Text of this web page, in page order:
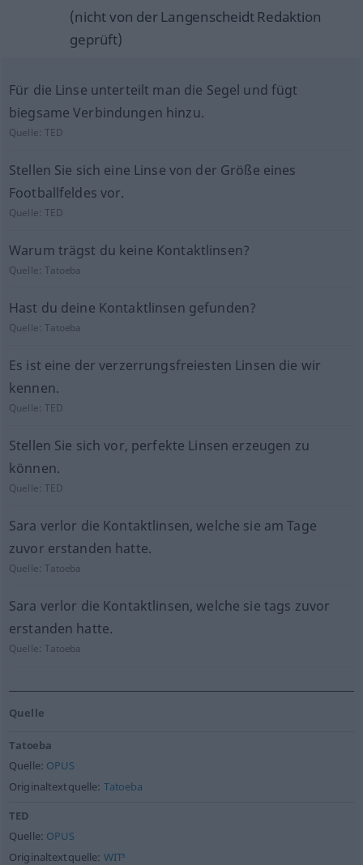
(nicht von der Langenscheidt Redaktion
geprüft)
Für die Linse unterteilt man die Segel und fügt
biegsame Verbindungen hinzu.
Quelle:TED
Stellen Sie sich eine Linse von der Größe eines
Footballfeldes vor.
Quelle:TED
Warum trägst du keine Kontaktlinsen?
Quelle:Tatoeba
Hast du deine Kontaktlinsen gefunden?
Quelle:Tatoeba
Es ist eine der verzerrungsfreiesten Linsen die wir
kennen.
Quelle:TED
Stellen Sie sich vor, perfekte Linsen erzeugen zu
können.
Quelle:TED
Sara verlor die Kontaktlinsen, welche sie am Tage
zuvor erstanden hatte.
Quelle:Tatoeba
Sara verlor die Kontaktlinsen, welche sie tags zuvor
erstanden hatte.
Quelle:Tatoeba
Quelle
Tatoeba
Quelle: OPUS
Originaltextquelle: Tatoeba
TED
Quelle: OPUS
Originaltextquelle: WIT³